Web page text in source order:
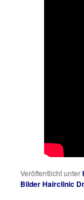
Veröffentlicht unter
Bilder Hairclinic